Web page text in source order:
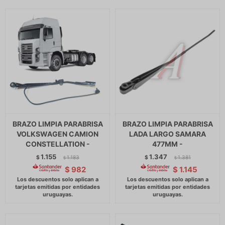
BRAZO LIMPIA PARABRISA
VOLKSWAGEN CAMION
CONSTELLATION -
$1.155 $ 1.183
$ 982
BRAZO LIMPIA PARABRISA
LADA LARGO SAMARA
477MM -
$1.347 $ 1.381
$ 1.145